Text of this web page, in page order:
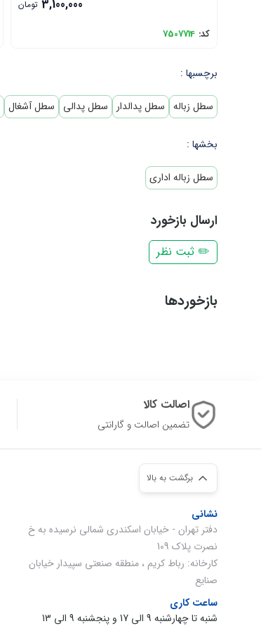
3,100,000 تومان
کد: 7507714
برچسبها :
سطل زباله سطل پدالدار سطل پدالی سطل آشغال
بخشها :
سطل زباله اداری
ارسال بازخورد
✏️ ثبت نظر
بازخوردها
اصالت کالا
تضمین اصالت و گارانتی
برگشت به بالا
نشانی
دفتر تهران - خیابان اسکندری شمالی نرسیده به خ
نصرت پلاک 109
کارخانه: رباط کریم ، منطقه صنعتی سپیدار خیابان
صنایع
ساعت کاری
شنبه تا چهارشنبه 9 الی 17 و پنجشنبه 9 الی 13